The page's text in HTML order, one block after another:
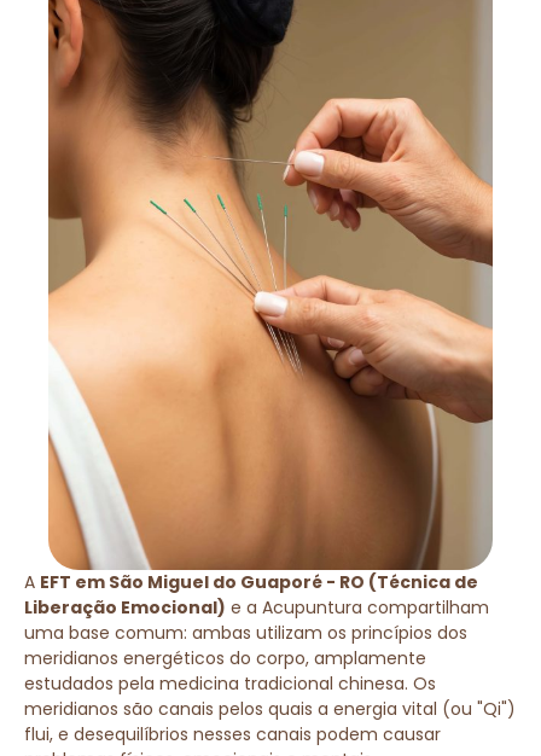
A EFT em São Miguel do Guaporé - RO (Técnica de
Liberação Emocional) e a Acupuntura compartilham
uma base comum: ambas utilizam os princípios dos
meridianos energéticos do corpo, amplamente
estudados pela medicina tradicional chinesa. Os
meridianos são canais pelos quais a energia vital (ou "Qi")
flui, e desequilíbrios nesses canais podem causar